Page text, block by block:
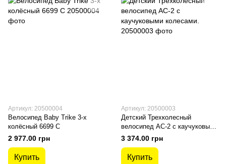
Артикул: 20500004
Велосипед Baby Trike 3-х
колёсный 6699 С
2 977.00 грн
Купить
Артикул: 20500003
Детский Трехколесный
велосипед AC-2 с каучуковыми
колесами.
3 374.00 грн
Купить